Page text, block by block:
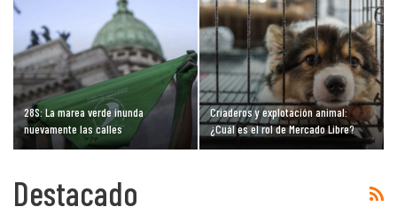
28S: La marea verde inunda
nuevamente las calles
Criaderos y explotación animal:
¿Cuál es el rol de Mercado Libre?
Destacado